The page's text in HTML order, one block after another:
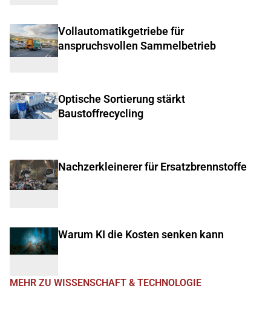
Vollautomatikgetriebe für
anspruchsvollen Sammelbetrieb
Optische Sortierung stärkt
Baustoffrecycling
Nachzerkleinerer für Ersatzbrennstoffe
Warum KI die Kosten senken kann
MEHR ZU WISSENSCHAFT & TECHNOLOGIE